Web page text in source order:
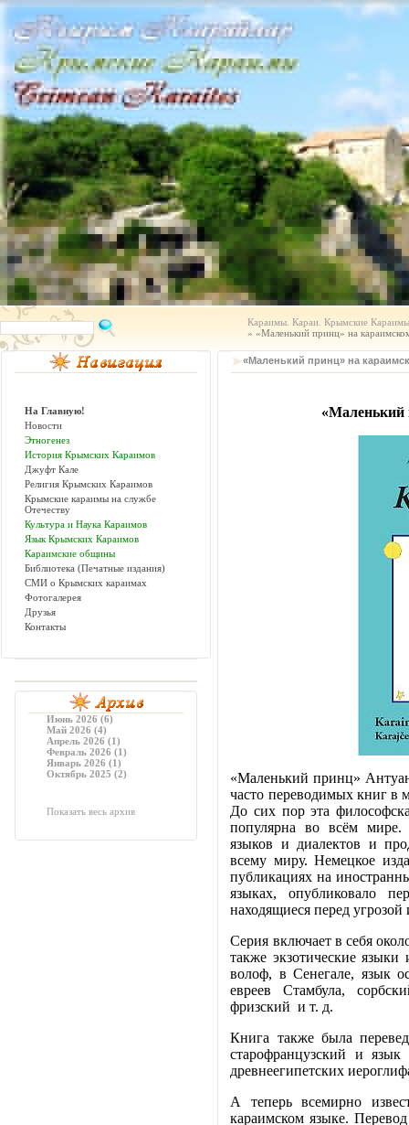
Караимы. Караи. Крымские
» «Маленький принц» на
На Главную!
Новости
Этногенез
История Крымских Караимов
Джуфт Кале
Религия Крымских Караимов
Крымские караимы на службе
Отечеству
Культура и Наука Караимов
Язык Крымских Караимов
Караимские общины
Библиотека (Печатные издания)
СМИ о Крымских караимах
Фотогалерея
Друзья
Контакты
Июнь 2026 (6)
Май 2026 (4)
Апрель 2026 (1)
Февраль 2026 (1)
Январь 2026 (1)
Октябрь 2025 (2)
Показать весь архив
«Маленький принц» на
«Маленький
«Маленький принц»
часто переводимых книг в
До сих пор эта
популярна во всём мире.
языков и диалектов и
всему миру. Немецкое
публикациях на
языках, опубликовало
находящиеся перед угрозой
Серия включает в себя
также экзотические
волоф, в Сенегале, язык
евреев Стамбула,
фризский и т. д.
Книга также была
старофранцузский и
древнеегипетских
А теперь всемирно
караимском языке.